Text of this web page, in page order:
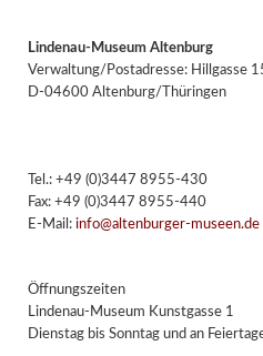
Lindenau-Museum Altenburg
Verwaltung/Postadresse: Hillgasse
D-04600 Altenburg/Thüringen
Tel.: +49 (0)3447 8955-430
Fax: +49 (0)3447 8955-440
E-Mail: info@altenburger-museen.de
Öffnungszeiten
Lindenau-Museum Kunstgasse 1
Dienstag bis Sonntag und an